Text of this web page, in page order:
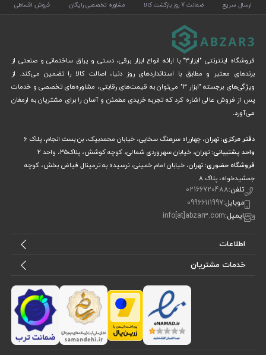
ارسال سریع ضمانت 7 روز بازگشت کالا مشاوره تخصصی رایگان فروش اقساطی
فروشگاه اینترنتی "ابزار3" با ارائه انواع ابزار برقی، دستی و یراق ساختمانی و صنعتی از
برندهای معتبر و مطابق با استانداردهای روز دنیا، اصالت کالا را تضمین می‌کند. از
ویژگی‌های برجسته "ابزار 3" می‌توان به قیمت‌های رقابتی، مشاوره‌های تخصصی و خدمات
پس از فروش عالی اشاره کرد که تجربه خریدی مطمئن و آسان را برای مشتریان به ارمغان
می‌آورد.
دفتر مرکزی:تهران، چهارراه سرهنگ سخایی، خیابان محمدبیک، بن بست انجام، پلاک 6
واحد پشتیبانی:تهران، خیابان سهروردی شمالی، کوچه کوشش، پلاک۳۵، واحد ۲
فروشگاه حضوری:تهران، خیابان امام خمینی، نرسیده به ترمینال فیاض بخش، کوچه
جمشیدخواه، پلاک ۸
تلفن:02166720488
موبایل:09966111997
ایمیل:info[at]abzar3.com
اطلاعات
خدمات مشتریان